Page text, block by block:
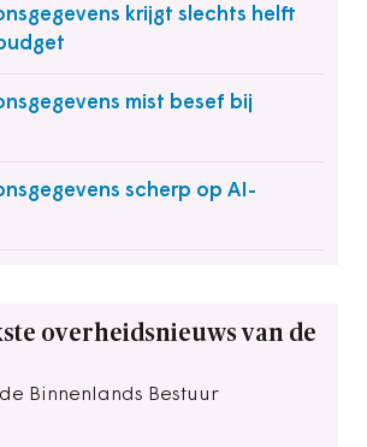
krijgt slechts helft
mist besef bij
scherp op AI-
overheidsnieuws van de
Binnenlands Bestuur